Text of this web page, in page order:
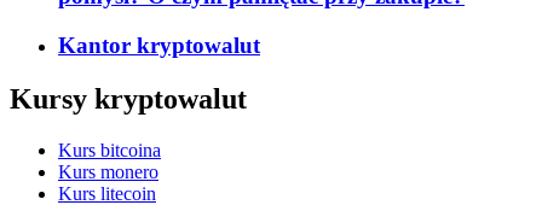
Kantor kryptowalut
Kursy kryptowalut
Kurs bitcoina
Kurs monero
Kurs litecoin